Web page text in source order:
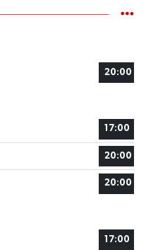
20:00
17:00
20:00
20:00
17:00